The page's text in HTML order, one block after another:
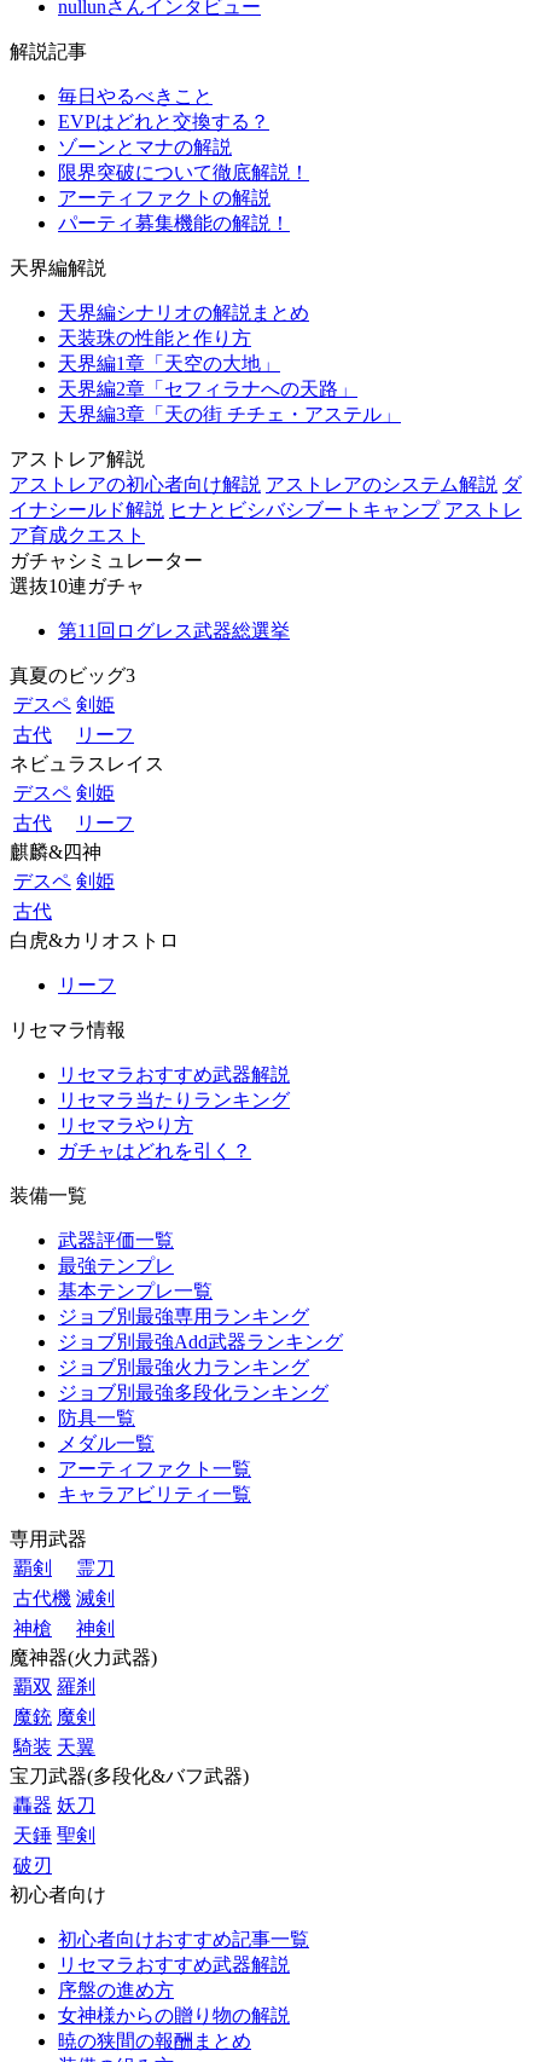
nullunさんインタビュー
解説記事
毎日やるべきこと
EVPはどれと交換する？
ゾーンとマナの解説
限界突破について徹底解説！
アーティファクトの解説
パーティ募集機能の解説！
天界編解説
天界編シナリオの解説まとめ
天装珠の性能と作り方
天界編1章「天空の大地」
天界編2章「セフィラナへの天路」
天界編3章「天の街 チチェ・アステル」
アストレア解説
アストレアの初心者向け解説 アストレアのシステム解説 ダ
イナシールド解説 ヒナとビシバシブートキャンプ アストレ
ア育成クエスト
ガチャシミュレーター
選抜10連ガチャ
第11回ログレス武器総選挙
真夏のビッグ3
デスペ 剣姫
古代
リーフ
ネビュラスレイス
デスペ 剣姫
古代
リーフ
麒麟&四神
デスペ 剣姫
古代
白虎&カリオストロ
リーフ
リセマラ情報
リセマラおすすめ武器解説
リセマラ当たりランキング
リセマラやり方
ガチャはどれを引く？
装備一覧
武器評価一覧
最強テンプレ
基本テンプレ一覧
ジョブ別最強専用ランキング
ジョブ別最強Add武器ランキング
ジョブ別最強火力ランキング
ジョブ別最強多段化ランキング
防具一覧
メダル一覧
アーティファクト一覧
キャラアビリティ一覧
専用武器
覇剣
霊刀
古代機 滅剣
神槍
神剣
魔神器(火力武器)
覇双 羅刹
魔銃 魔剣
騎装 天翼
宝刀武器(多段化&バフ武器)
轟器 妖刀
天錘 聖剣
破刃
初心者向け
初心者向けおすすめ記事一覧
リセマラおすすめ武器解説
序盤の進め方
女神様からの贈り物の解説
暁の狭間の報酬まとめ